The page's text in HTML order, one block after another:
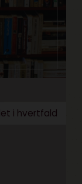
i hvertfald